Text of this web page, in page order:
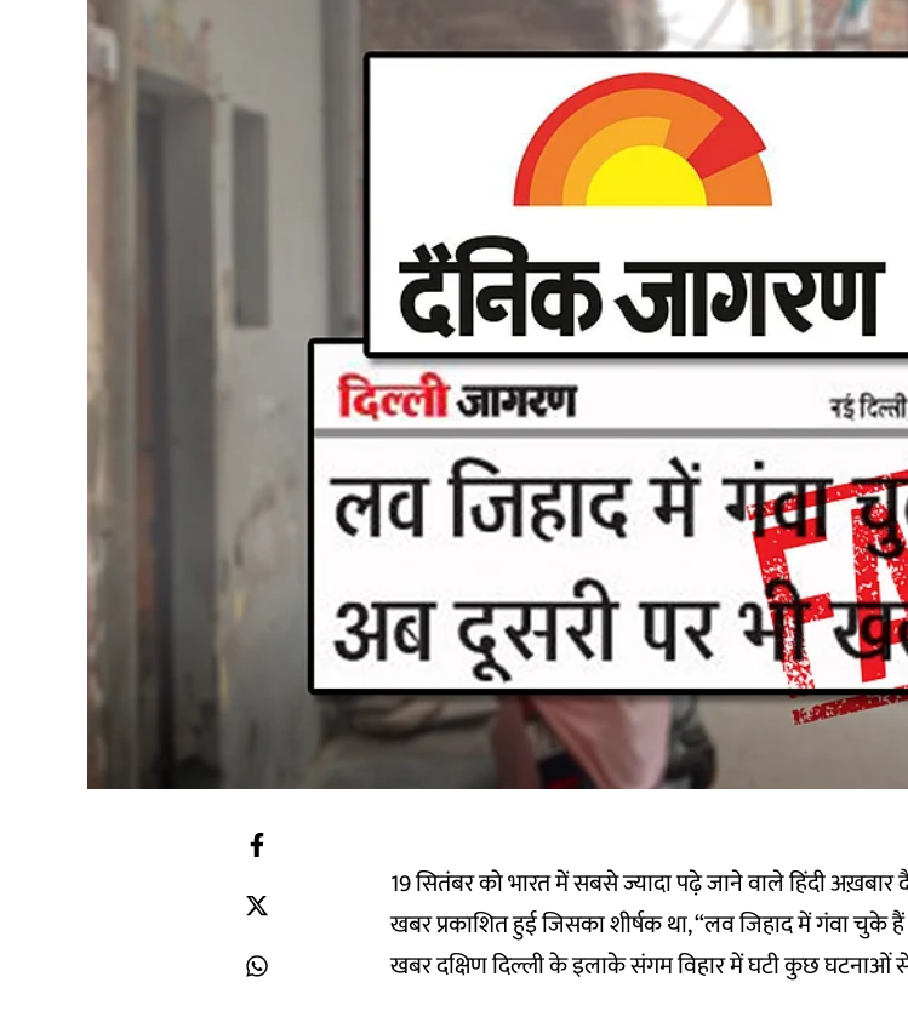
19 सितंबर को भारत में सबसे ज्यादा पढ़े जाने वाले हिंदी
खबर प्रकाशित हुई जिसका शीर्षक था, “लव जिहाद में गंवा चुके
खबर दक्षिण दिल्ली के इलाके संगम विहार में घटी कुछ घटनाओं